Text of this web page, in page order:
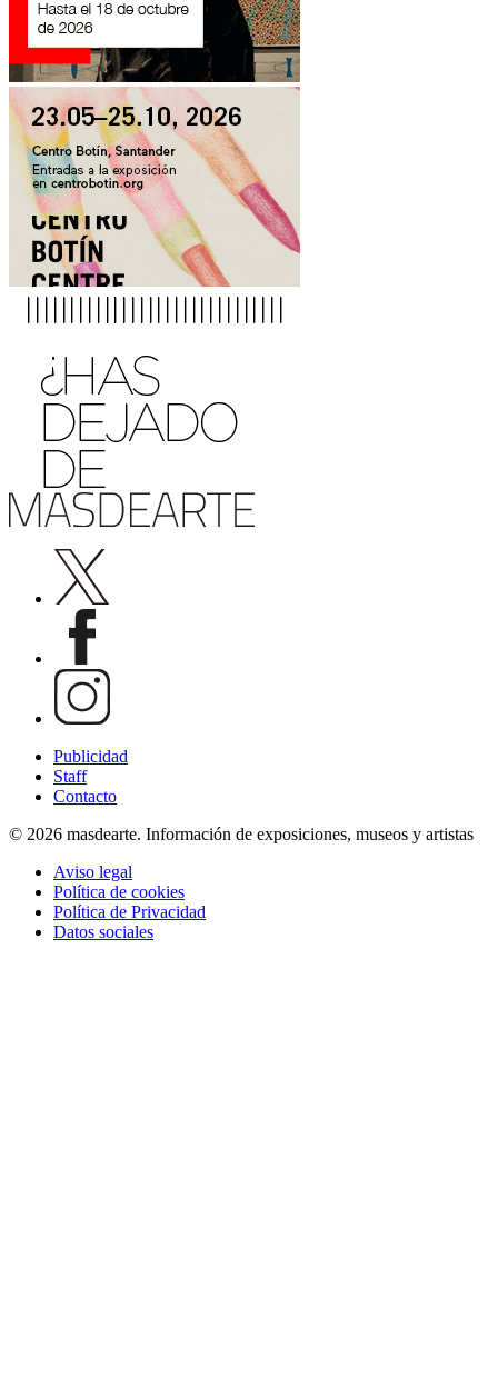
Publicidad
Staff
Contacto
© 2026 masdearte. Información de exposiciones, museos y artistas
Aviso legal
Política de cookies
Política de Privacidad
Datos sociales